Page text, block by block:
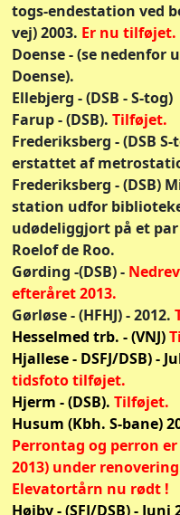
togs-endestation ved
vej) 2003. Er nu tilføjet.
Doense - (se nedenfor
Doense).
Ellebjerg - (DSB - S-tog)
Farup - (DSB). Tilføjet.
Frederiksberg - (DSB S-
erstattet af
Frederiksberg - (DSB)
station udfor
udødeliggjort på et
Roelof de Roo.
Gørding -(DSB) -
efteråret 2013.
Gørløse - (HFHJ) - 2012.
Hesselmed trb. - (VNJ)
Hjallese - DSFJ/DSB) -
tidsfoto tilføjet.
Hjerm - (DSB). Tilføjet.
Husum (Kbh. S-bane)
Perrontag og perron
2013) under
Elevatortårn nu rødt !
Højby - (SFJ/DSB) - Juni